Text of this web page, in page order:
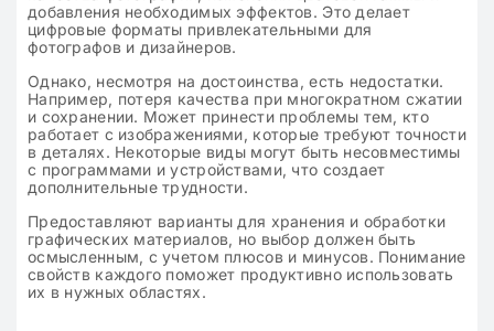
добавления необходимых эффектов. Это делает
цифровые форматы привлекательными для
фотографов и дизайнеров.
Однако, несмотря на достоинства, есть недостатки.
Например, потеря качества при многократном сжатии
и сохранении. Может принести проблемы тем, кто
работает с изображениями, которые требуют точности
в деталях. Некоторые виды могут быть несовместимы
с программами и устройствами, что создает
дополнительные трудности.
Предоставляют варианты для хранения и обработки
графических материалов, но выбор должен быть
осмысленным, с учетом плюсов и минусов. Понимание
свойств каждого поможет продуктивно использовать
их в нужных областях.